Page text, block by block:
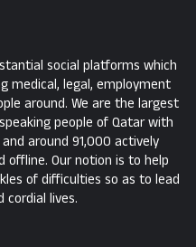
social platforms which
medical, legal, employment
around. We are the largest
people of Qatar with
around 91,000 actively
offline. Our notion is to help
of difficulties so as to lead
cordial lives.